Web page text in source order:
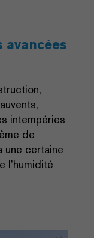
avancées
intempéries
de
une certaine
l’humidité